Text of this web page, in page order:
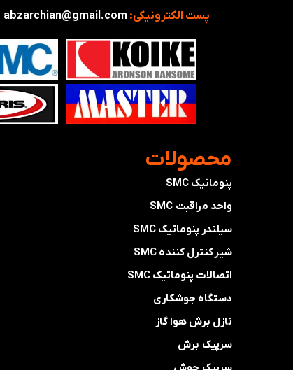
پست الکترونیکی: abzarchian@gmail.com
​محصولات
پنوماتیک SMC
واحد مراقبت SMC
سیلندر پنوماتیک SMC
شیر کنترل کننده SMC
اتصالات پنوماتیک SMC
دستگاه جوشکاری
نازل برش هوا گاز
سرپیک برش